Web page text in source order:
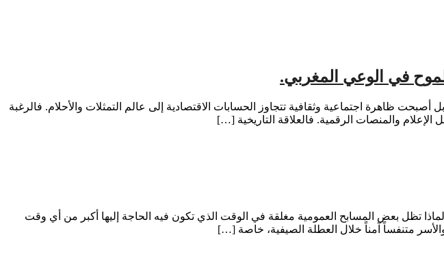
في الوعي المغربي.
ظاهرة اجتماعية وثقافية تتجاوز الحسابات الاقتصادية إلى عالم التمثلات والأحلام. فالرغبة
والمنصات الرقمية. فالعلاقة التاريخية […]
تظل بعض المسابح العمومية مغلقة في الوقت الذي تكون فيه الحاجة إليها أكبر من أي وقت
متنفساً آمناً خلال العطلة الصيفية، خاصة […]